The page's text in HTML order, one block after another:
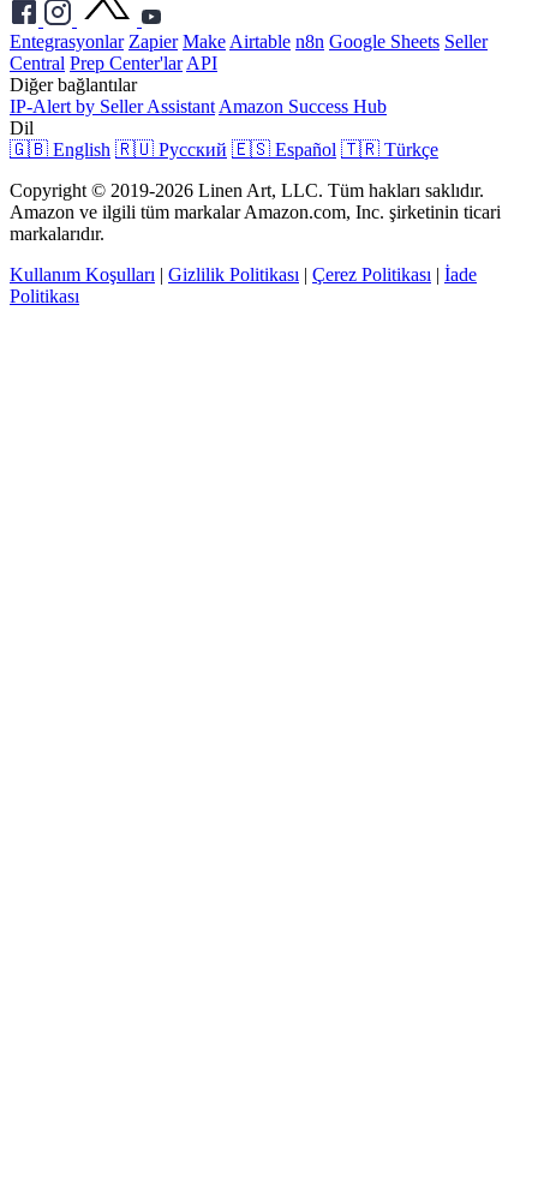
Entegrasyonlar Zapier Make Airtable n8n Google Sheets Seller
Central Prep Center'lar API
Diğer bağlantılar
IP-Alert by Seller Assistant Amazon Success Hub
Dil
🇬🇧 English 🇷🇺 Русский 🇪🇸 Español 🇹🇷 Türkçe
Copyright © 2019-2026 Linen Art, LLC. Tüm hakları saklıdır.
Amazon ve ilgili tüm markalar Amazon.com, Inc. şirketinin ticari
markalarıdır.
Kullanım Koşulları | Gizlilik Politikası | Çerez Politikası | İade
Politikası